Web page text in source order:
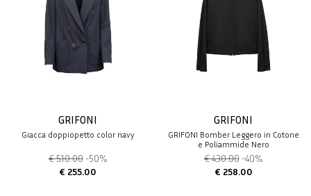
GRIFONI
Giacca doppiopetto color navy
€ 510.00 -50%
€ 255.00
GRIFONI
GRIFONI Bomber Leggero in Cotone
e Poliammide Nero
€ 430.00 -40%
€ 258.00